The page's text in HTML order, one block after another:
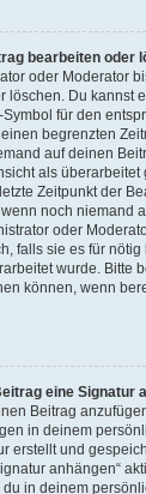
bearbeiten oder
oder Moderator
löschen. Du kannst
Symbol für den
begrenzten
auf deinen
als überarbeitet
Zeitpunkt der
noch niemand
oder
falls sie es für
wurde. Bitte
können, wenn
eine Signatur
Beitrag
in deinem
erstellt und
anhängen“
in deinem